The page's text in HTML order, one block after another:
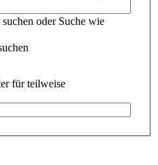
oder Suche wie
für teilweise